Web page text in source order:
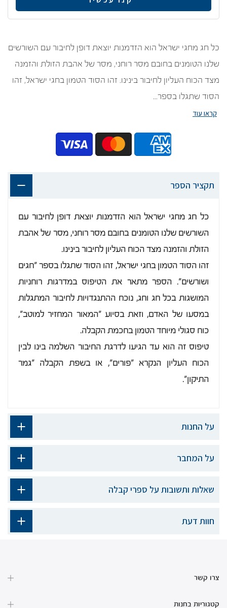
כל חג מחגי ישראל הוא הזדמנות יוצאת דופן לחיבור עם השורשים
שלנו הטומנים בחובם מסר רוחני, מסר של אהבת הזולת והזמנה
מצד הכוח העליון לחיבור בינינו. זהו הסוד הטמון בחגי ישראל, זהו
הסוד שתגלו בספר...
קראו עוד
תקציר הספר
כל חג מחגי ישראל הוא הזדמנות יוצאת דופן לחיבור עם
השורשים שלנו הטומנים בחובם מסר רוחני, מסר של אהבת
הזולת והזמנה מצד הכוח העליון לחיבור בינינו.
זהו הסוד הטמון בחגי ישראל, זהו הסוד שתגלו בספר "חגים
ושורשים". הספר מתאר את הטיפוס במדרגות רוחניות
המושגות בכל חג וחג, נוכח ההתנגדויות לחיבור המתגלות
במסעו של האדם, וזאת בסיוע "המאור המחזיר למוטב",
כוח סגולי מיוחד הטמון בחכמת הקבלה.
טיפוס זה הוא עד הגיעו לדרגת החיבור השלמה בינו לבין
הכוח העליון הנקרא "פורים", או בשפת הקבלה "גמר
התיקון".
על החנות
על המחבר
שאלות ותשובות על ספרי קבלה
חוות דעת
צרו קשר
קטגוריות בחנות